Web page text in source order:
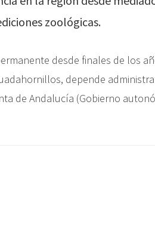
zoológicas.
desde finales de los
depende
de Andalucía (Gobierno